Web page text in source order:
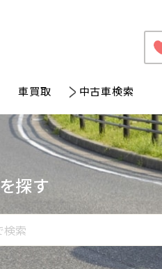
車買取 中古車検索
を探す